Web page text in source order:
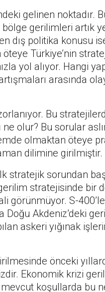
gelinen noktadır.
bölge gerilimleri artık
dış politika konusu
Türkiye’nin
yol alıyor. Hangi
arasında
Bu
olur? Bu sorular
olmaktan öteye
dilimine girilmiştir.
stratejik sorundan
stratejisinde bir
görünmüyor. S-
Doğu Akdeniz’deki
askeri yığınak
önceki
Ekonomik krizi
koşullarda bu